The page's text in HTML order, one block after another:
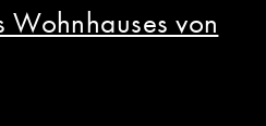
Wohnhauses von